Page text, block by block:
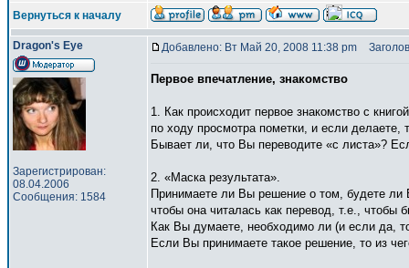
Вернуться к началу
Dragon's Eye
Зарегистрирован:
08.04.2006
Сообщения: 1584
Добавлено: Вт Май 20, 2008 11:38 pm
Первое впечатление, знакомство
1. Как происходит первое знакомство с
по ходу просмотра пометки, и если
Бывает ли, что Вы переводите «с листа»?
2. «Маска результата».
Принимаете ли Вы решение о том, будете ли
чтобы она читалась как перевод, т.е., чтобы
Как Вы думаете, необходимо ли (и если да,
Если Вы принимаете такое решение, то из